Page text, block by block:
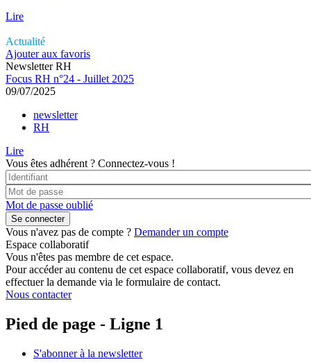
Lire
Actualité
Ajouter aux favoris
Newsletter RH
Focus RH n°24 - Juillet 2025
09/07/2025
newsletter
RH
Lire
Vous êtes adhérent ? Connectez-vous !
Mot de passe oublié
Vous n'avez pas de compte ? Demander un compte
Espace collaboratif
Vous n'êtes pas membre de cet espace.
Pour accéder au contenu de cet espace collaboratif, vous devez en
effectuer la demande via le formulaire de contact.
Nous contacter
Pied de page - Ligne 1
S'abonner à la newsletter